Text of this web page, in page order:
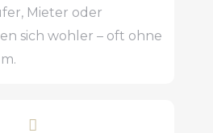
Mieter oder
sich wohler – oft ohne